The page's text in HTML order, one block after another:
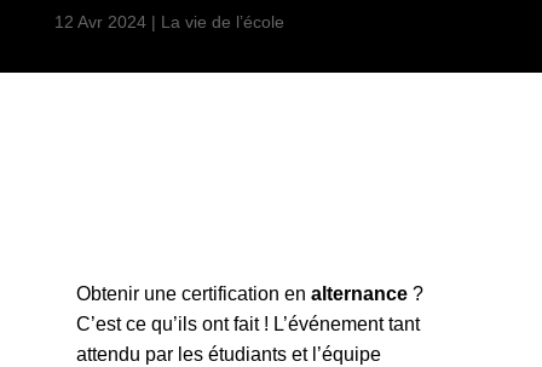
12 Avr 2024| La vie de l’école
Obtenir une certification en alternance?
C’est ce qu’ils ont fait ! L’événement tant
attendu par les étudiants et l’équipe